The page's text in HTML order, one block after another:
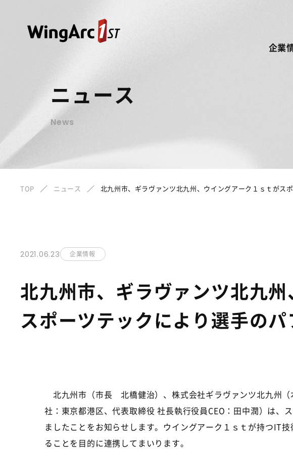
企業
ニュース
News
TOP ニュース 北九州市、ギラヴァンツ北九州、ウイングアーク１ｓｔがス
2021.06.23 企業情報
北九州市、ギラヴァンツ北九
スポーツテックにより選手の
北九州市（市長 北橋健治）、株式会社ギラヴァンツ北九州
社：東京都港区、代表取締役 社長執行役員CEO ：田中潤）は、
ましたことをお知らせします。ウイングアーク１ｓｔが持つIT技
ることを目的に連携してまいります。